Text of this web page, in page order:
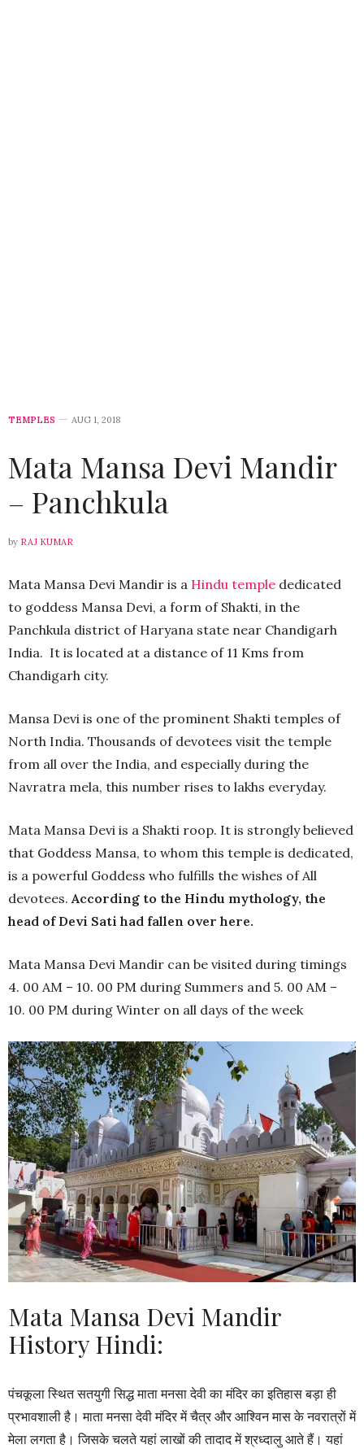
TEMPLES AUG 1, 2018
Mata Mansa Devi Mandir
– Panchkula
by RAJ KUMAR
Mata Mansa Devi Mandir is a Hindu temple dedicated
to goddess Mansa Devi, a form of Shakti, in the
Panchkula district of Haryana state near Chandigarh
India. It is located at a distance of 11 Kms from
Chandigarh city.
Mansa Devi is one of the prominent Shakti temples of
North India. Thousands of devotees visit the temple
from all over the India, and especially during the
Navratra mela, this number rises to lakhs everyday.
Mata Mansa Devi is a Shakti roop. It is strongly believed
that Goddess Mansa, to whom this temple is dedicated,
is a powerful Goddess who fulfills the wishes of All
devotees.According to the Hindu mythology, the
head of Devi Sati had fallen over here.
Mata Mansa Devi Mandir can be visited during timings
4. 00 AM – 10. 00 PM during Summers and 5. 00 AM –
10. 00 PM during Winter on all days of the week
Mata Mansa Devi Mandir
History Hindi:
पंचकूला स्थित सतयुगी सिद्ध माता मनसा देवी का मंदिर का इतिहास बड़ा ही
प्रभावशाली है। माता मनसा देवी मंदिर में चैत्र और आश्विन मास के नवरात्रों में
मेला लगता है। जिसके चलते यहां लाखों की तादाद में श्रध्दालु आते हैं। यहां